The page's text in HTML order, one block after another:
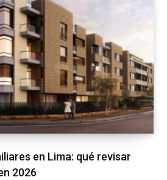
en Lima: qué revisar
2026